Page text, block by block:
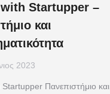
Startupper –
και
2023
Πανεπιστήμιο και